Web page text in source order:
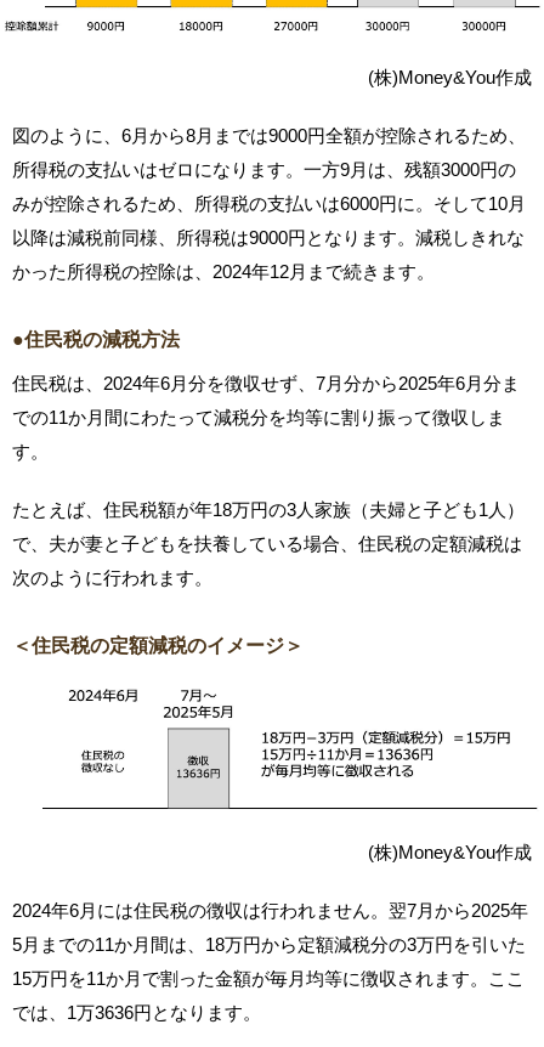
(株)Money&You作成
図のように、6月から8月までは9000円全額が控除されるため、
所得税の支払いはゼロになります。一方9月は、残額3000円の
みが控除されるため、所得税の支払いは6000円に。そして10月
以降は減税前同様、所得税は9000円となります。減税しきれな
かった所得税の控除は、2024年12月まで続きます。
●住民税の減税方法
住民税は、2024年6月分を徴収せず、7月分から2025年6月分ま
での11か月間にわたって減税分を均等に割り振って徴収しま
す。
たとえば、住民税額が年18万円の3人家族（夫婦と子ども1人）
で、夫が妻と子どもを扶養している場合、住民税の定額減税は
次のように行われます。
＜住民税の定額減税のイメージ＞
(株)Money&You作成
2024年6月には住民税の徴収は行われません。翌7月から2025年
5月までの11か月間は、18万円から定額減税分の3万円を引いた
15万円を11か月で割った金額が毎月均等に徴収されます。ここ
では、1万3636円となります。